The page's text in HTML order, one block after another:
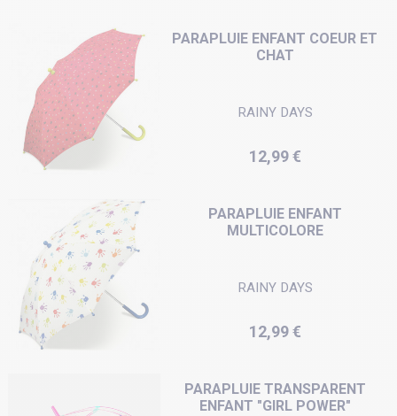
PARAPLUIE ENFANT COEUR ET
CHAT
RAINY DAYS
Prix
12,99 €
PARAPLUIE ENFANT
MULTICOLORE
RAINY DAYS
Prix
12,99 €
PARAPLUIE TRANSPARENT
ENFANT "GIRL POWER"